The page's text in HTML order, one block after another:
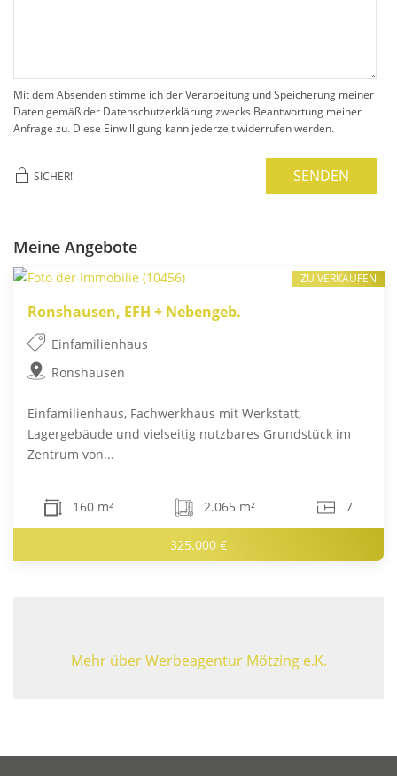
Mit dem Absenden stimme ich der Verarbeitung und Speicherung meiner
Daten gemäß der Datenschutzerklärung zwecks Beantwortung meiner
Anfrage zu. Diese Einwilligung kann jederzeit widerrufen werden.
SICHER! SENDEN
Meine Angebote
Ronshausen, EFH + Nebengeb.
Einfamilienhaus
Ronshausen
Einfamilienhaus, Fachwerkhaus mit Werkstatt,
Lagergebäude und vielseitig nutzbares Grundstück im
Zentrum von...
160 m² 2.065 m² 7
325.000 €
ZU VERKAUFEN
Mehr über Werbeagentur Mötzing e.K.